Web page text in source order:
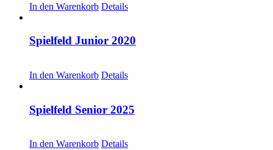
In den Warenkorb Details
Spielfeld Junior 2020
In den Warenkorb Details
Spielfeld Senior 2025
In den Warenkorb Details